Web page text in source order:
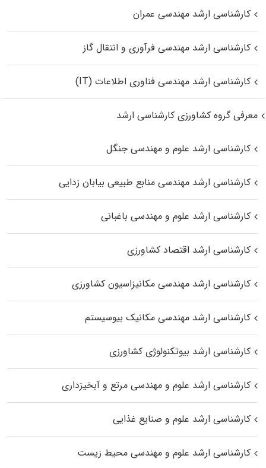
کارشناسی ارشد مهندسی عمران
کارشناسی ارشد مهندسی فرآوری و انتقال گاز
کارشناسی ارشد مهندسی فناوری اطلاعات (IT)
معرفی گروه کشاورزی کارشناسی ارشد
کارشناسی ارشد علوم و مهندسی جنگل
کارشناسی ارشد مهندسی منابع طبیعی بیابان زدایی
کارشناسی ارشد علوم و مهندسی باغبانی
کارشناسی ارشد اقتصاد کشاورزی
کارشناسی ارشد مهندسی مکانیزاسیون کشاورزی
کارشناسی ارشد مهندسی مکانیک بیوسیستم
کارشناسی ارشد بیوتکنولوژی کشاورزی
کارشناسی ارشد علوم و مهندسی مرتع و آبخیزداری
کارشناسی ارشد علوم و صنایع غذایی
کارشناسی ارشد علوم و مهندسی محیط زیست